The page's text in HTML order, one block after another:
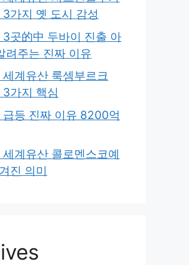
가지 옛 도시 감성
3곳的中 두바이 진출 아
려주는 진짜 이유
계유산 룩셈부르크
가지 핵심
급등 진짜 이유 8200억
계유산 콜로멘스코예
진 의미